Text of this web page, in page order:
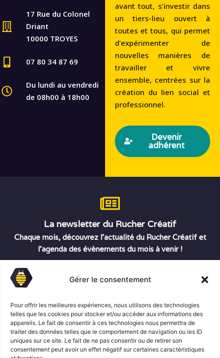
Gérer le consentement
Pour offrir les meilleures expériences, nous utilisons des technologies
telles que les cookies pour stocker et/ou accéder aux informations des
appareils. Le fait de consentir à ces technologies nous permettra de
traiter des données telles que le comportement de navigation ou les ID
uniques sur ce site. Le fait de ne pas consentir ou de retirer son
consentement peut avoir un effet négatif sur certaines caractéristiques
17 Rue du Colonel
Driant
10000 TROYES
07 80 34 87 69
Du lundi au vendredi
de 08h00 à 18h00
avant tout, s’investir dans
un tiers-lieu ouvert à
toutes et tous, qui permet
d’expérimenter de
nouvelles manières de
travailler et vivre
ensemble, centrées sur la
création du lien social et
professionnel.
Devenir
adhérent
La newsletter du Rucher Créatif
Chaque mois, découvrez l’actualité du Rucher Créatif et
l’agenda des évènements du mois à venir !
m
a
l
*
G
D
P
*
la Protection des Donnéesdu Rucher Créatif et je
consens au traitement de mes données personnelles
dans ces conditions.*